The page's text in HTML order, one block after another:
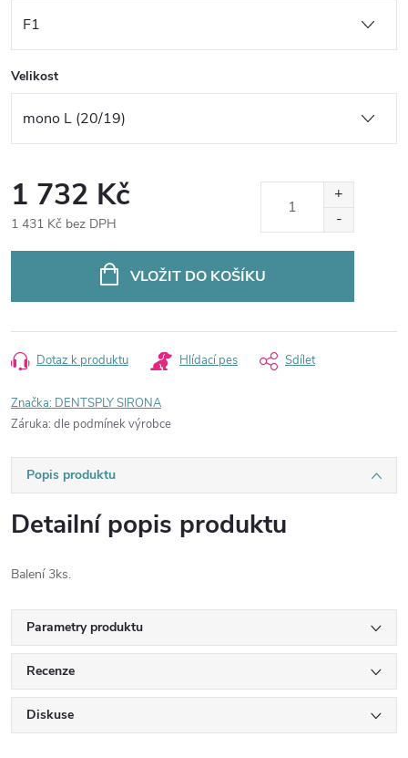
Velikost
1 732 Kč
1 431 Kč bez DPH
VLOŽIT DO KOŠÍKU
Dotaz k produktu Hlídací pes Sdílet
Značka: DENTSPLY SIRONA
Záruka: dle podmínek výrobce
Popis produktu
Detailní popis produktu
Balení 3ks.
Parametry produktu
Recenze
Diskuse